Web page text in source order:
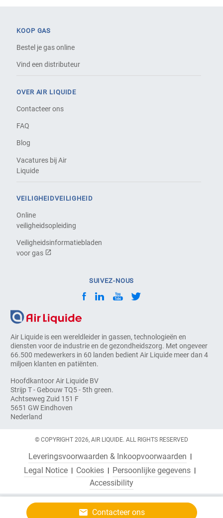
Contacteer ons
Air Liquide is een wereldleider in gassen, technologieën en
diensten voor de industrie en de gezondheidszorg. Met ongeveer
66.500 medewerkers in 60 landen bedient Air Liquide meer dan 4
miljoen klanten en patiënten.
Hoofdkantoor Air Liquide BV
Strijp T - Gebouw TQ5 - 5th green.
Achtseweg Zuid 151 F
5651 GW Eindhoven
Nederland
KOOP GAS
Bestel je gas online
Vind een distributeur
OVER AIR LIQUIDE
Contacteer ons
FAQ
Blog
Vacatures bij Air
Liquide
VEILIGHEIDVEILIGHEID
Online
veiligheidsopleiding
Veiligheidsinformatiebladen
voor gas
SUIVEZ-NOUS
© COPYRIGHT 2026, AIR LIQUIDE. ALL RIGHTS RESERVED
Leveringsvoorwaarden & Inkoopvoorwaarden
Legal Notice
Cookies
Persoonlijke gegevens
Accessibility